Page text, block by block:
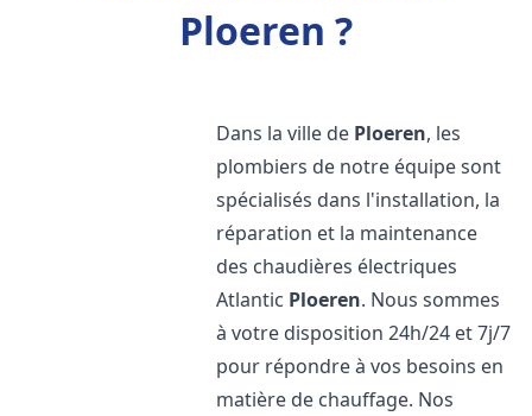
Ploeren ?
Dans la ville de Ploeren, les
plombiers de notre équipe sont
spécialisés dans l'installation, la
réparation et la maintenance
des chaudières électriques
Atlantic Ploeren. Nous sommes
à votre disposition 24h/24 et 7j/7
pour répondre à vos besoins en
matière de chauffage. Nos